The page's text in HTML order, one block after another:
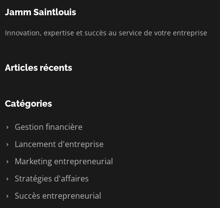
Jamm Saintlouis
Innovation, expertise et succès au service de votre entreprise
Articles récents
Catégories
Gestion financière
Lancement d'entreprise
Marketing entrepreneurial
Stratégies d'affaires
Succès entrepreneurial